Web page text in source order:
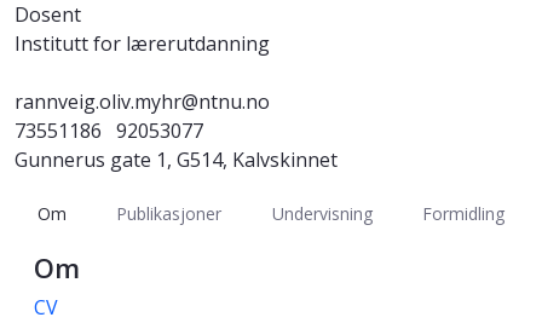
Dosent
Institutt for lærerutdanning
rannveig.oliv.myhr@ntnu.no
73551186 92053077
Gunnerus gate 1, G514, Kalvskinnet
Om Publikasjoner Undervisning Formidling
Om
CV